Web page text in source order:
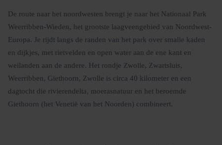
De route naar het noordwesten brengt je naar het Nationaal Park
Weerribben-Wieden, het grootste laagveengebied van Noordwest-
Europa. Je rijdt langs de randen van het park over smalle kaden
en dijkjes, met rietvelden en open water aan de ene kant en
weilanden aan de andere. Het rondje Zwolle, Zwartsluis,
Weerribben, Giethoorn, Zwolle is circa 40 kilometer en een
dagtocht die rivierendelta, moerasnatuur en het beroemde
Giethoorn (het Venetië van het Noorden) combineert.